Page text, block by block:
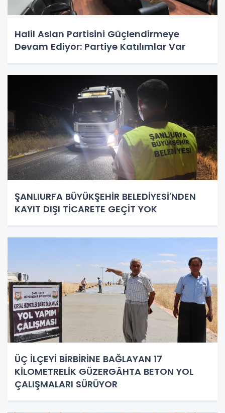
Halil Aslan Partisini Güçlendirmeye
Devam Ediyor: Partiye Katılımlar Var
ŞANLIURFA BÜYÜKŞEHİR BELEDİYESİ'NDEN
KAYIT DIŞI TİCARETE GEÇİT YOK
ÜÇ İLÇEYİ BİRBİRİNE BAĞLAYAN 17
KİLOMETRELİK GÜZERGÂHTA BETON YOL
ÇALIŞMALARI SÜRÜYOR